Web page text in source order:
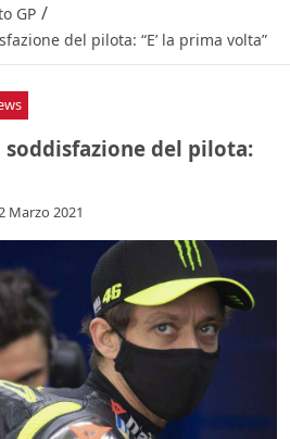
GP /
del pilota: “E’ la prima volta”
soddisfazione del pilota:
Marzo 2021